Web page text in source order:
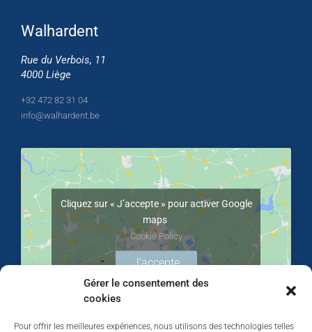
Gérer le consentement des
cookies
Pour offrir les meilleures expériences, nous utilisons des technologies telles
Walhardent
Rue du Verbois, 11
4000 Liège
+32 472 82 31 04
info@walhardent.be
Cliquez sur « J’accepte » pour activer Google
maps
Cookie Policy
J’accepte